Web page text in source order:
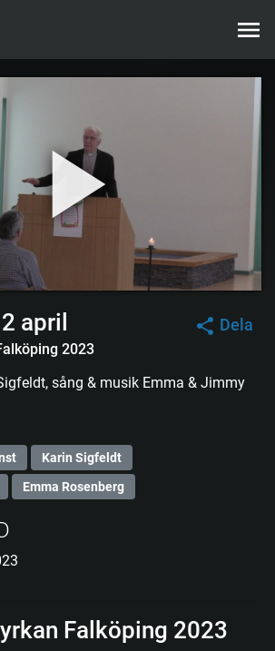
Dela
april
2023
sång & musik Emma & Jimmy
Karin Sigfeldt
Emma Rosenberg
Falköping 2023